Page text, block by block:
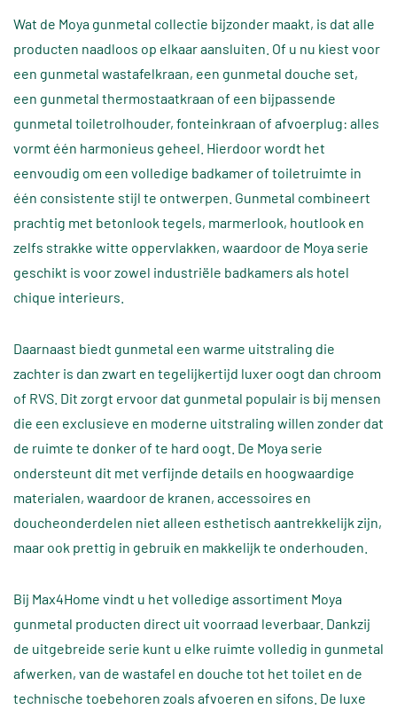
Wat de Moya gunmetal collectie bijzonder maakt, is dat alle
producten naadloos op elkaar aansluiten. Of u nu kiest voor
een gunmetal wastafelkraan, een gunmetal douche set,
een gunmetal thermostaatkraan of een bijpassende
gunmetal toiletrolhouder, fonteinkraan of afvoerplug: alles
vormt één harmonieus geheel. Hierdoor wordt het
eenvoudig om een volledige badkamer of toiletruimte in
één consistente stijl te ontwerpen. Gunmetal combineert
prachtig met betonlook tegels, marmerlook, houtlook en
zelfs strakke witte oppervlakken, waardoor de Moya serie
geschikt is voor zowel industriële badkamers als hotel
chique interieurs.
Daarnaast biedt gunmetal een warme uitstraling die
zachter is dan zwart en tegelijkertijd luxer oogt dan chroom
of RVS. Dit zorgt ervoor dat gunmetal populair is bij mensen
die een exclusieve en moderne uitstraling willen zonder dat
de ruimte te donker of te hard oogt. De Moya serie
ondersteunt dit met verfijnde details en hoogwaardige
materialen, waardoor de kranen, accessoires en
doucheonderdelen niet alleen esthetisch aantrekkelijk zijn,
maar ook prettig in gebruik en makkelijk te onderhouden.
Bij Max4Home vindt u het volledige assortiment Moya
gunmetal producten direct uit voorraad leverbaar. Dankzij
de uitgebreide serie kunt u elke ruimte volledig in gunmetal
afwerken, van de wastafel en douche tot het toilet en de
technische toebehoren zoals afvoeren en sifons. De luxe